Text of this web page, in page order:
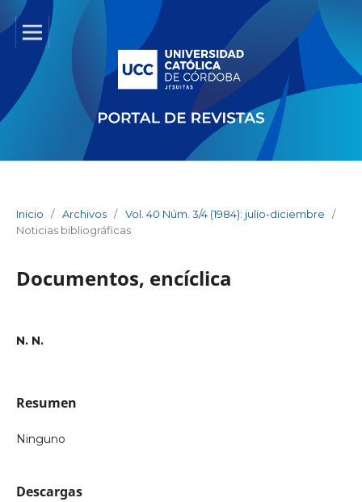
Inicio / Archivos / Vol. 40 Núm. 3/4 (1984): julio-diciembre
/
Noticias bibliográficas
Documentos, encíclica
N. N.
Resumen
Ninguno
Descargas